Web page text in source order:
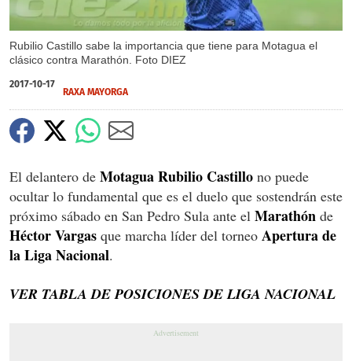
Rubilio Castillo sabe la importancia que tiene para Motagua el
clásico contra Marathón. Foto DIEZ
2017-10-17
RAXA MAYORGA
El delantero de Motagua Rubilio Castillo no puede
ocultar lo fundamental que es el duelo que sostendrán este
próximo sábado en San Pedro Sula ante el Marathón de
Héctor Vargas que marcha líder del torneo Apertura de
la Liga Nacional.
VER TABLA DE POSICIONES DE LIGA NACIONAL